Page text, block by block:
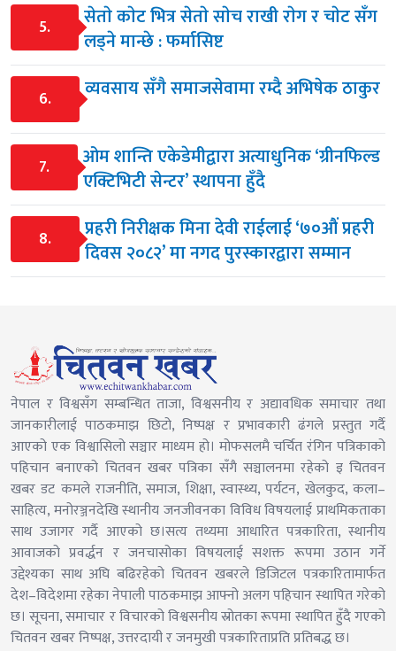
5.
सेताे काेट भित्र सेताे साेच राखी राेग र चाेट सँग
लड्ने मान्छे : फर्मासिष्ट
6. व्यवसाय सँगै समाजसेवामा रम्दै अभिषेक ठाकुर
7.
ओम शान्ति एकेडेमीद्वारा अत्याधुनिक ‘ग्रीनफिल्ड
एक्टिभिटी सेन्टर’ स्थापना हुँदै
8.
प्रहरी निरीक्षक मिना देवी राईलाई ‘७०औं प्रहरी
दिवस २०८२’ मा नगद पुरस्कारद्वारा सम्मान
नेपाल र विश्वसँग सम्बन्धित ताजा, विश्वसनीय र अद्यावधिक समाचार तथा
जानकारीलाई पाठकमाझ छिटो, निष्पक्ष र प्रभावकारी ढंगले प्रस्तुत गर्दै
आएको एक विश्वासिलो सञ्चार माध्यम हो। मोफसलमै चर्चित रंगिन पत्रिकाको
पहिचान बनाएको चितवन खबर पत्रिका सँगै सञ्चालनमा रहेको इ चितवन
खबर डट कमले राजनीति, समाज, शिक्षा, स्वास्थ्य, पर्यटन, खेलकुद, कला–
साहित्य, मनोरञ्जनदेखि स्थानीय जनजीवनका विविध विषयलाई प्राथमिकताका
साथ उजागर गर्दै आएको छ।सत्य तथ्यमा आधारित पत्रकारिता, स्थानीय
आवाजको प्रवर्द्धन र जनचासोका विषयलाई सशक्त रूपमा उठान गर्ने
उद्देश्यका साथ अघि बढिरहेको चितवन खबरले डिजिटल पत्रकारितामार्फत
देश–विदेशमा रहेका नेपाली पाठकमाझ आफ्नो अलग पहिचान स्थापित गरेको
छ। सूचना, समाचार र विचारको विश्वसनीय स्रोतका रूपमा स्थापित हुँदै गएको
चितवन खबर निष्पक्ष, उत्तरदायी र जनमुखी पत्रकारिताप्रति प्रतिबद्ध छ।